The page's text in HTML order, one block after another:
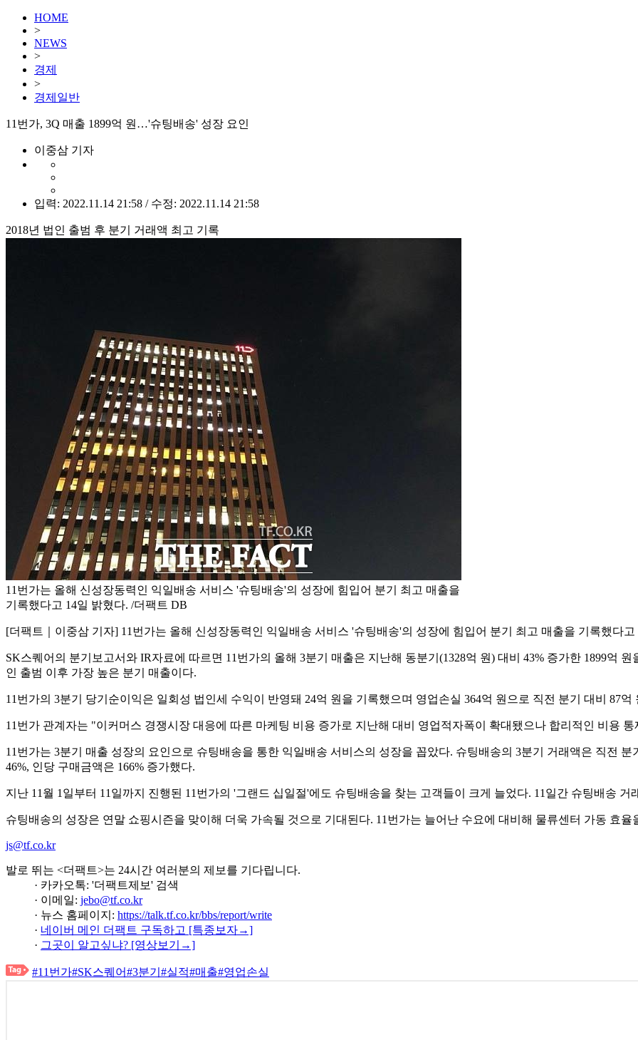
HOME
>
NEWS
>
경제
>
경제일반
11번가, 3Q 매출 1899억 원…'슈팅배송' 성장 요인
이중삼 기자
입력: 2022.11.14 21:58 / 수정: 2022.11.14 21:58
2018년 법인 출범 후 분기 거래액 최고 기록
11번가는 올해 신성장동력인 익일배송 서비스 '슈팅배송'의 성장에 힘입어 분기 최고 매출을
기록했다고 14일 밝혔다. /더팩트 DB
[더팩트｜이중삼 기자] 11번가는 올해 신성장동력인 익일배송 서비스 '슈팅배송'의 성장에 힘입어 분기 최고 매출을 기록했다고
SK스퀘어의 분기보고서와 IR자료에 따르면 11번가의 올해 3분기 매출은 지난해 동분기(1328억 원) 대비 43% 증가한 1899억
인 출범 이후 가장 높은 분기 매출이다.
11번가의 3분기 당기순이익은 일회성 법인세 수익이 반영돼 24억 원을 기록했으며 영업손실 364억 원으로 직전 분기 대비 87억
11번가 관계자는 "이커머스 경쟁시장 대응에 따른 마케팅 비용 증가로 지난해 대비 영업적자폭이 확대됐으나 합리적인 비용
11번가는 3분기 매출 성장의 요인으로 슈팅배송을 통한 익일배송 서비스의 성장을 꼽았다. 슈팅배송의 3분기 거래액은 직전
46%, 인당 구매금액은 166% 증가했다.
지난 11월 1일부터 11일까지 진행된 11번가의 '그랜드 십일절'에도 슈팅배송을 찾는 고객들이 크게 늘었다. 11일간 슈팅배송
슈팅배송의 성장은 연말 쇼핑시즌을 맞이해 더욱 가속될 것으로 기대된다. 11번가는 늘어난 수요에 대비해 물류센터 가동 효
js@tf.co.kr
발로 뛰는 <더팩트>는 24시간 여러분의 제보를 기다립니다.
· 카카오톡: '더팩트제보' 검색
· 이메일: jebo@tf.co.kr
· 뉴스 홈페이지: https://talk.tf.co.kr/bbs/report/write
· 네이버 메인 더팩트 구독하고 [특종보자→]
· 그곳이 알고싶냐? [영상보기→]
#11번가#SK스퀘어#3분기 #실적#매출#영업손실